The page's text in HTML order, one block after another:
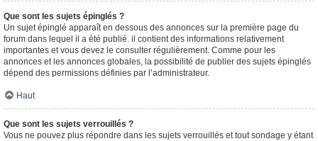
Que sont les sujets épinglés ?
Un sujet épinglé apparaît en dessous des annonces sur la première page du
forum dans lequel il a été publié. il contient des informations relativement
importantes et vous devez le consulter régulièrement. Comme pour les
annonces et les annonces globales, la possibilité de publier des sujets épinglés
dépend des permissions définies par l’administrateur.
Haut
Que sont les sujets verrouillés ?
Vous ne pouvez plus répondre dans les sujets verrouillés et tout sondage y étant